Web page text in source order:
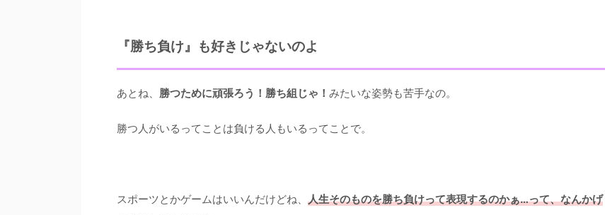
『勝ち負け』も好きじゃないのよ
あとね、 勝つために頑張ろう！勝ち組じゃ！ みたいな姿勢も苦手なの。
勝つ人がいるってことは負ける人もいるってことで。
スポーツとかゲームはいいんだけどね、 人生そのものを勝ち負けって表現するのかぁ…って、なんかげ